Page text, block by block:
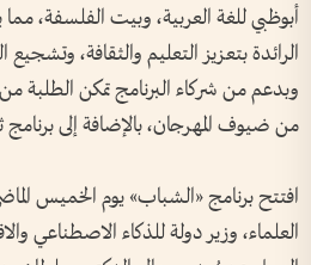
أبوظبي للغة العربية، وبيت الفلسفة،
الرائدة بتعزيز التعليم والثقافة،
وبدعم من شركاء البرنامج تمكن
من ضيوف المهرجان، بالإضافة إلى
افتتح برنامج «الشباب» يوم الخميس
العلماء، وزير دولة للذكاء الاصطناعي